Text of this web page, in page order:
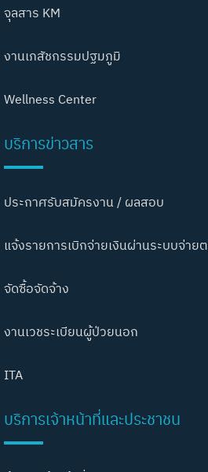
จุลสาร KM
งานเภสัชกรรมปฐมภูมิ
Wellness Center
บริการข่าวสาร
ประกาศรับสมัครงาน / ผลสอบ
แจ้งรายการเบิกจ่ายเงินผ่านระบบจ่าย
จัดซื้อจัดจ้าง
งานเวชระเบียนผู้ป่วยนอก
ITA
บริการเจ้าหน้าที่และประชาชน